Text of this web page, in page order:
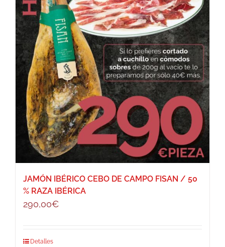
JAMÓN IBÉRICO CEBO DE CAMPO FISAN / 50
% RAZA IBÉRICA
290,00€
Detalles